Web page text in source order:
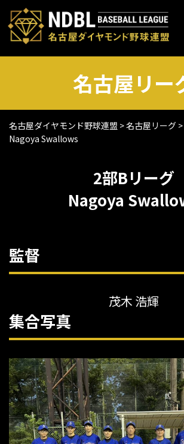
名古屋リー
名古屋ダイヤモンド野球連盟 >名古屋リーグ >
Nagoya Swallows
2部Bリーグ
Nagoya
監督
茂木 浩輝
集合写真